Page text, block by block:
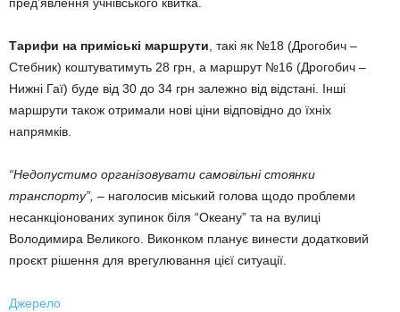
пред’явлення учнівського квитка.
Тарифи на приміські маршрути, такі як №18 (Дрогобич –
Стебник) коштуватимуть 28 грн, а маршрут №16 (Дрогобич –
Нижні Гаї) буде від 30 до 34 грн залежно від відстані. Інші
маршрути також отримали нові ціни відповідно до їхніх
напрямків.
“Недопустимо організовувати самовільні стоянки
транспорту”, – наголосив міський голова щодо проблеми
несанкціонованих зупинок біля “Океану” та на вулиці
Володимира Великого. Виконком планує винести додатковий
проєкт рішення для врегулювання цієї ситуації.
Джерело